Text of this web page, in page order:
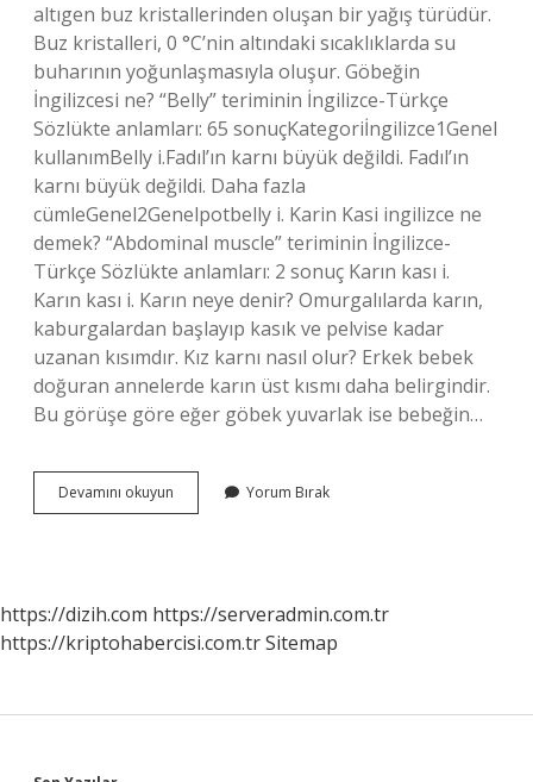
altıgen buz kristallerinden oluşan bir yağış türüdür.
Buz kristalleri, 0 °C’nin altındaki sıcaklıklarda su
buharının yoğunlaşmasıyla oluşur. Göbeğin
İngilizcesi ne? “Belly” teriminin İngilizce-Türkçe
Sözlükte anlamları: 65 sonuçKategoriİngilizce1Genel
kullanımBelly i.Fadıl’ın karnı büyük değildi. Fadıl’ın
karnı büyük değildi. Daha fazla
cümleGenel2Genelpotbelly i. Karin Kasi ingilizce ne
demek? “Abdominal muscle” teriminin İngilizce-
Türkçe Sözlükte anlamları: 2 sonuç Karın kası i.
Karın kası i. Karın neye denir? Omurgalılarda karın,
kaburgalardan başlayıp kasık ve pelvise kadar
uzanan kısımdır. Kız karnı nasıl olur? Erkek bebek
doğuran annelerde karın üst kısmı daha belirgindir.
Bu görüşe göre eğer göbek yuvarlak ise bebeğin…
Devamını okuyun
Ingilizce
Yorum Bırak
https://dizih.com https://serveradmin.com.tr
https://kriptohabercisi.com.trSitemap